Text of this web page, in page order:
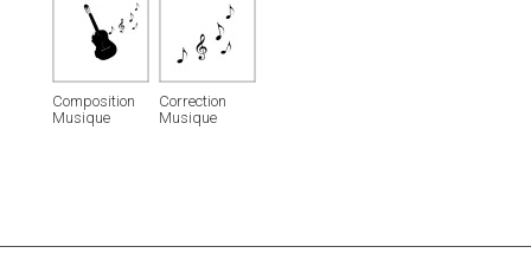
Composition
Musique
Correction
Musique